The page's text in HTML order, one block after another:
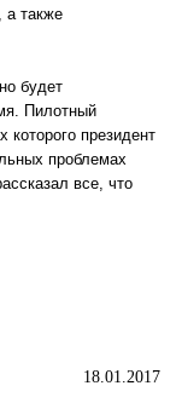
а также
будет
Пилотный
президент
проблемах
все, что
18.01.2017